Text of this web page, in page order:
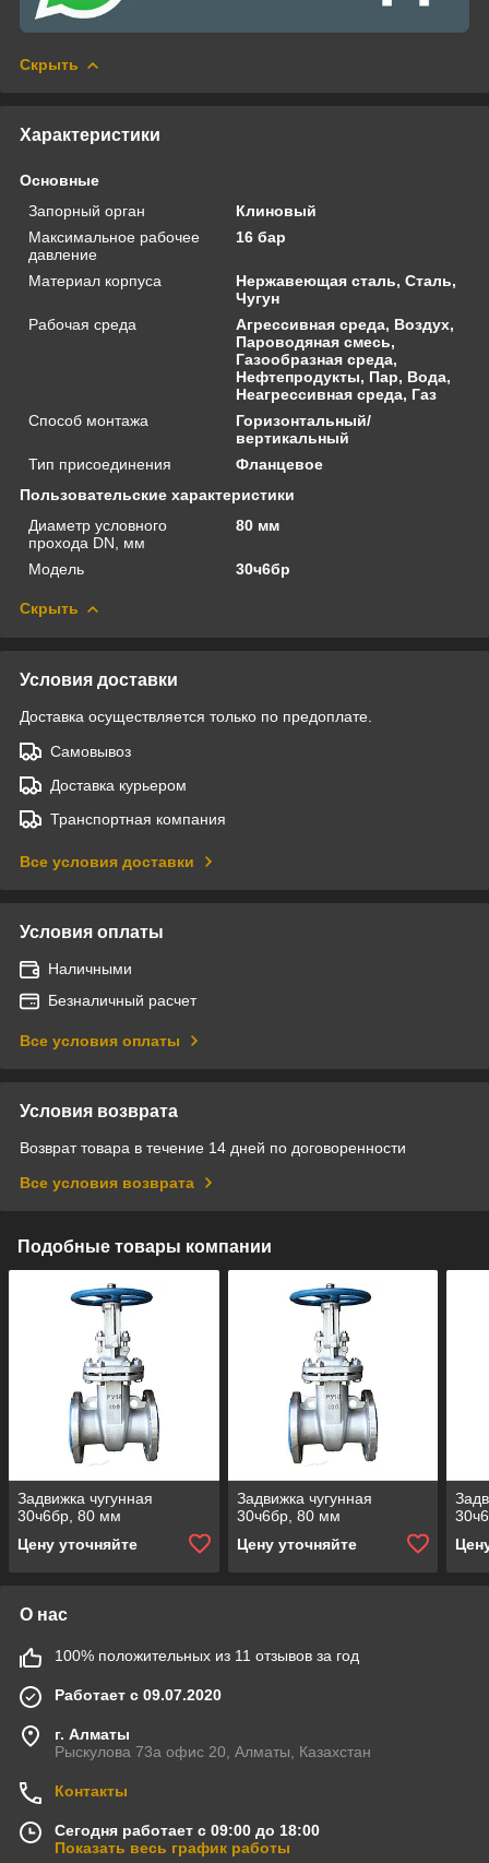
Скрыть
Характеристики
Основные
Запорный орган
Клиновый
Максимальное рабочее
давление
16 бар
Материал корпуса
Нержавеющая сталь, Сталь,
Чугун
Рабочая среда
Агрессивная среда, Воздух,
Пароводяная смесь,
Газообразная среда,
Нефтепродукты, Пар, Вода,
Неагрессивная среда, Газ
Способ монтажа
Горизонтальный/
вертикальный
Тип присоединения
Фланцевое
Пользовательские характеристики
Диаметр условного
прохода DN, мм
80 мм
Модель 30ч6бр
Скрыть
Условия доставки
Доставка осуществляется только по предоплате.
Самовывоз
Доставка курьером
Транспортная компания
Все условия доставки
Условия оплаты
Наличными
Безналичный расчет
Все условия оплаты
Условия возврата
Возврат товара в течение 14 дней по договоренности
Все условия возврата
Подобные товары компании
Задвижка чугунная
30ч6бр, 80 мм
Цену уточняйте
Задвижка чугунная
30ч6бр, 80 мм
Цену уточняйте
О нас
100% положительных из 11 отзывов за год
Работает с 09.07.2020
г. Алматы
Рыскулова 73а офис 20, Алматы, Казахстан
Контакты
Сегодня работает с 09:00 до 18:00
Показать весь график работы